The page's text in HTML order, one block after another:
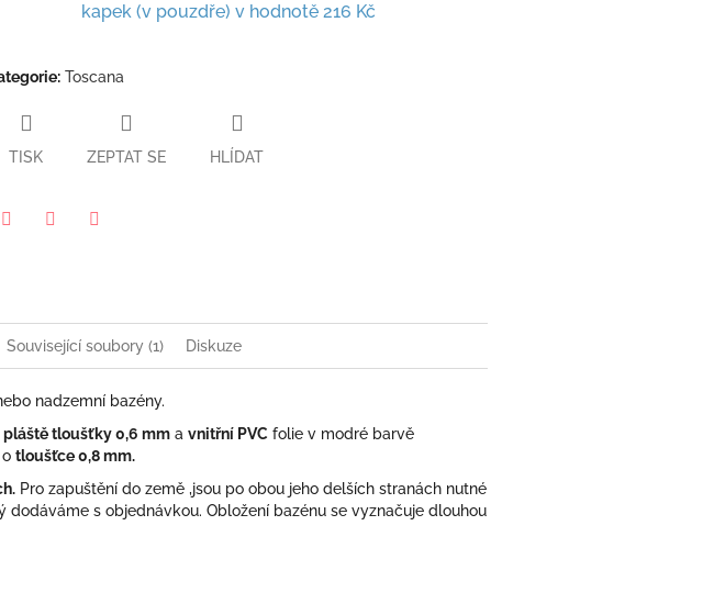
kapek (v pouzdře) v hodnotě 216 Kč
: Toscana
TISK ZEPTAT SE HLÍDAT
Související soubory (1) Diskuze
nadzemní bazény.
pláště tloušťky 0,6 mm a vnitřní PVC folie v modré barvě
tloušťce 0,8 mm.
Pro zapuštění do země ,jsou po obou jeho delších stranách nutné
s objednávkou. Obložení bazénu se vyznačuje dlouhou